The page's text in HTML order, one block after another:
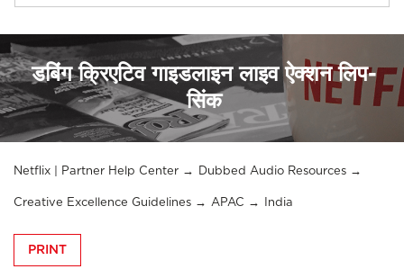
डबिंग क्रिएटिव गाइडलाइन लाइव ऐक्शन लिप-
सिंक
Netflix | Partner Help Center Dubbed Audio Resources
Creative Excellence Guidelines APAC India
PRINT